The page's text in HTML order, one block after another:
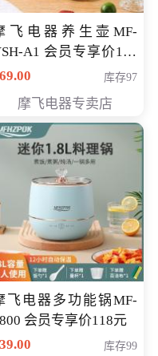
飞电器养生壶MF-
会员专享价198
库存97
摩飞电器专卖店
飞电器多功能锅MF-
8800 会员专享价118元
库存99